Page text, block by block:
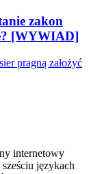
zakon
[WYWIAD]
pragną założyć
internetowy
językach